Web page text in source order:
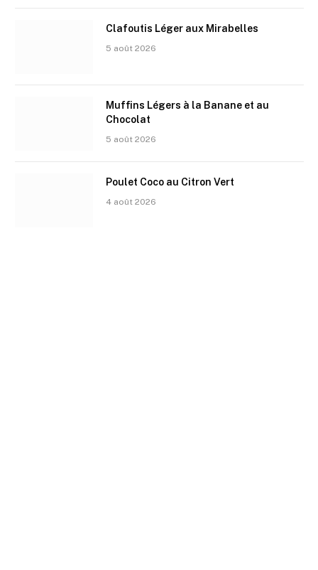
Clafoutis Léger aux Mirabelles
5 août 2026
Muffins Légers à la Banane et au
Chocolat
5 août 2026
Poulet Coco au Citron Vert
4 août 2026